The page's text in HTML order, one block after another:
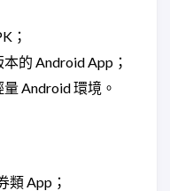
；
的 Android App；
Android 環境。
類 App；